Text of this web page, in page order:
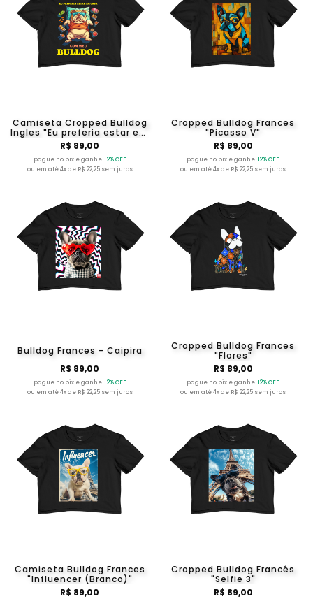
Camiseta Cropped Bulldog
Ingles "Eu preferia estar em
casa"
R$ 89,00
pague no pix e ganhe+2% OFF
ou em até 4x de R$ 22,25 sem juros
Cropped Bulldog Frances
"Picasso V"
R$ 89,00
pague no pix e ganhe+2% OFF
ou em até 4x de R$ 22,25 sem juros
Bulldog Frances - Caipira
R$ 89,00
pague no pix e ganhe+2% OFF
ou em até 4x de R$ 22,25 sem juros
Cropped Bulldog Frances
"Flores"
R$ 89,00
pague no pix e ganhe+2% OFF
ou em até 4x de R$ 22,25 sem juros
Camiseta Bulldog Frances
"Influencer (Branco)"
R$ 89,00
Cropped Bulldog Francês
"Selfie 3"
R$ 89,00